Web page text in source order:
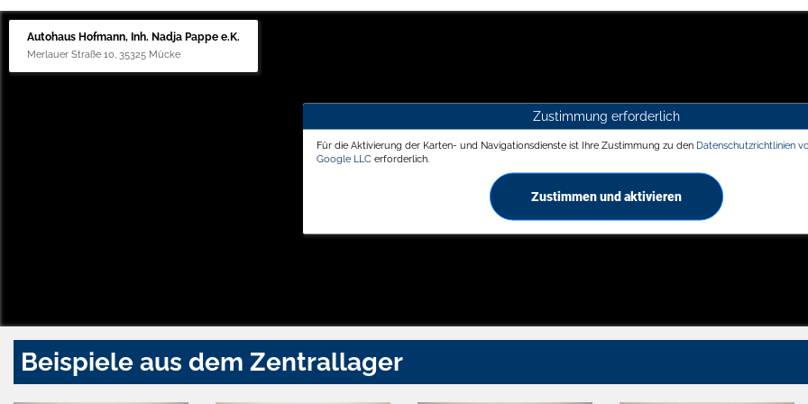
Autohaus Hofmann, Inh. Nadja Pappe e.K.
Merlauer Straße 10, 35325 Mücke
Zustimmung erforderlich
Für die Aktivierung der Karten- und Navigationsdienste ist Ihre Zustimmung zu den Datenschutzrichtlinien
Google LLC erforderlich.
Zustimmen und aktivieren
Beispiele aus dem Zentrallager